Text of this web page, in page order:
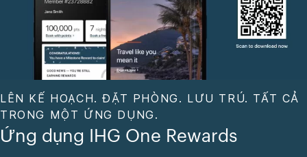
LÊN KẾ HOẠCH. ĐẶT PHÒNG. LƯU TRÚ. TẤT CẢ
TRONG MỘT ỨNG DỤNG.
Ứng dụng IHG One Rewards